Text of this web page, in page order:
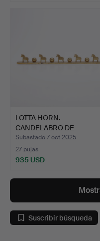
LOTTA HORN.
CANDELABRO DE
ADVIENTO, LATÓN,…
Subastado 7 oct 2025
27 pujas
935 USD
Suscribir búsqueda